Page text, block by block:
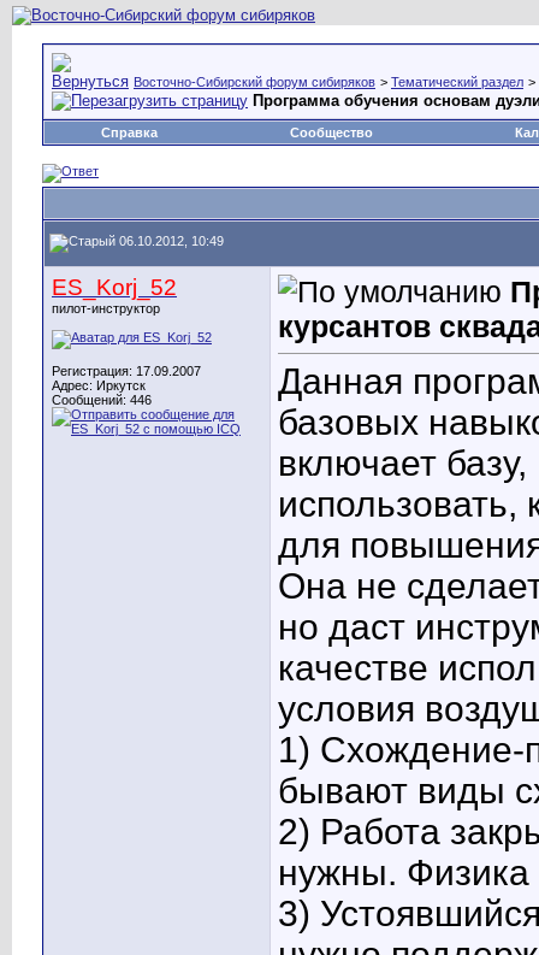
Восточно-Сибирский форум сибиряков > Тематический раздел >
Программа обучения основам
Справка Сообщество
06.10.2012, 10:49
ES_Korj_52
пилот-инструктор
Регистрация: 17.09.2007
Адрес: Иркутск
Сообщений: 446
курсантов
Данная
базовых
включает
использовать,
для
Она не
но даст
качестве
условия
1) Схождение-
бывают виды
2) Работа
нужны. Физика
3)